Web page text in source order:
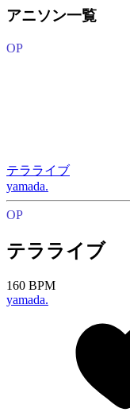
アニソン一覧
OP
テラライブ
yamada.
OP
テラライブ
160 BPM
yamada.